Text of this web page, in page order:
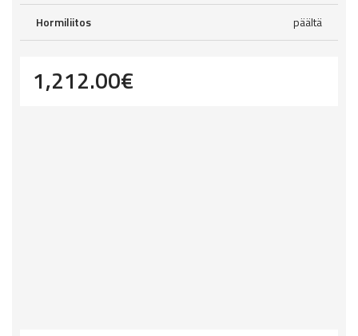
Hormiliitos päältä
1,212.00€